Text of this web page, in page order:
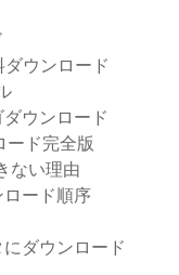
ウンロード
ウンロード
ード完全版
ない理由
ード順序
ダウンロード